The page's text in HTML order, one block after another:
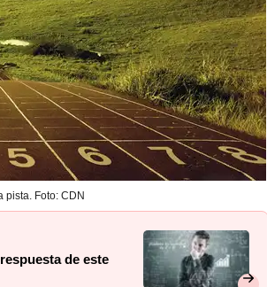
pista. Foto: CDN
de este